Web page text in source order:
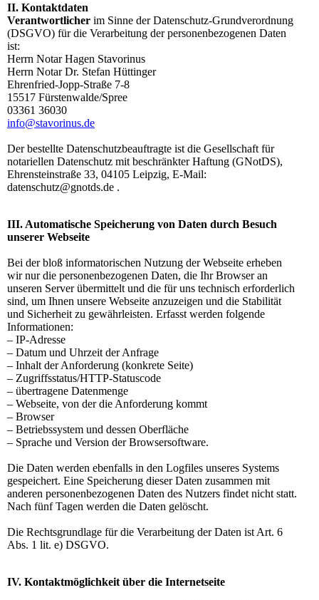
II. Kontaktdaten
Verantwortlicher im Sinne der Datenschutz-Grundverordnung
(DSGVO) für die Verarbeitung der personenbezogenen Daten
ist:
Herrn Notar Hagen Stavorinus
Herrn Notar Dr. Stefan Hüttinger
Ehrenfried-Jopp-Straße 7-8
15517 Fürstenwalde/Spree
03361 36030
info@stavorinus.de
Der bestellte Datenschutzbeauftragte ist die Gesellschaft für
notariellen Datenschutz mit beschränkter Haftung (GNotDS),
Ehrensteinstraße 33, 04105 Leipzig, E-Mail:
datenschutz@gnotds.de .
III. Automatische Speicherung von Daten durch Besuch
unserer Webseite
Bei der bloß informatorischen Nutzung der Webseite erheben
wir nur die personenbezogenen Daten, die Ihr Browser an
unseren Server übermittelt und die für uns technisch erforderlich
sind, um Ihnen unsere Webseite anzuzeigen und die Stabilität
und Sicherheit zu gewährleisten. Erfasst werden folgende
Informationen:
– IP-Adresse
– Datum und Uhrzeit der Anfrage
– Inhalt der Anforderung (konkrete Seite)
– Zugriffsstatus/HTTP-Statuscode
– übertragene Datenmenge
– Webseite, von der die Anforderung kommt
– Browser
– Betriebssystem und dessen Oberfläche
– Sprache und Version der Browsersoftware.
Die Daten werden ebenfalls in den Logfiles unseres Systems
gespeichert. Eine Speicherung dieser Daten zusammen mit
anderen personenbezogenen Daten des Nutzers findet nicht statt.
Nach fünf Tagen werden die Daten gelöscht.
Die Rechtsgrundlage für die Verarbeitung der Daten ist Art. 6
Abs. 1 lit. e) DSGVO.
IV. Kontaktmöglichkeit über die Internetseite